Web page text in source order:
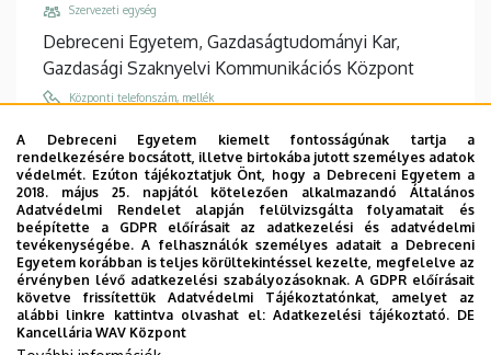
Szervezeti egység
Debreceni Egyetem, Gazdaságtudományi Kar,
Gazdasági Szaknyelvi Kommunikációs Központ
Központi telefonszám, mellék
Email
lazar.timea@econ.unideb.hu
Cím
4032 Debrecen, Böszörményi út 138.
Épület, emelet, ajtó
"A" Főépület Tanulmányi épület, 2. emelet, 203.B
A Debreceni Egyetem kiemelt fontosságúnak tartja a
rendelkezésére bocsátott, illetve birtokába jutott személyes adatok
védelmét. Ezúton tájékoztatjuk Önt, hogy a Debreceni Egyetem a
2018. május 25. napjától kötelezően alkalmazandó Általános
Adatvédelmi Rendelet alapján felülvizsgálta folyamatait és
beépítette a GDPR előírásait az adatkezelési és adatvédelmi
tevékenységébe. A felhasználók személyes adatait a Debreceni
Egyetem korábban is teljes körültekintéssel kezelte, megfelelve az
érvényben lévő adatkezelési szabályozásoknak. A GDPR előírásait
követve frissítettük Adatvédelmi Tájékoztatónkat, amelyet az
alábbi linkre kattintva olvashat el:Adatkezelési tájékoztató. DE
Kancellária WAV Központ